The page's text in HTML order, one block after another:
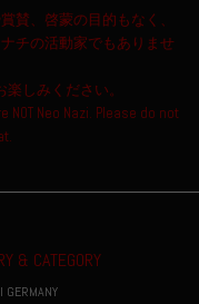
賛、啓蒙の目的もなく、
チの活動家でもありませ
しみください。
Neo Nazi. Please do not
& CATEGORY
GERMANY